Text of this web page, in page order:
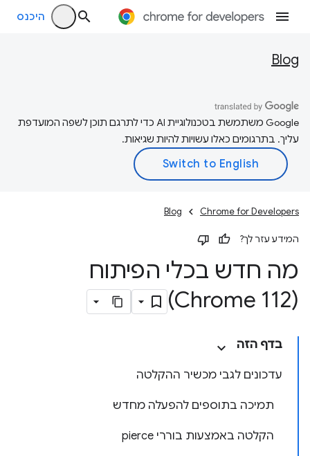
היכנס
Blog
‫Google משתמשת בטכנולוגיית AI כדי לתרגם תוכן לשפה המועדפת
עליך. בתרגומים כאלו עשויות להיות שגיאות.
Chrome for Developers
Blog
המידע עזר לך?
מה חדש בכלי הפיתוח
(Chrome 112)
בדף הזה
עדכונים לגבי מכשיר ההקלטה
תמיכה בתוספים להפעלה מחדש
הקלטה באמצעות בוררי pierce